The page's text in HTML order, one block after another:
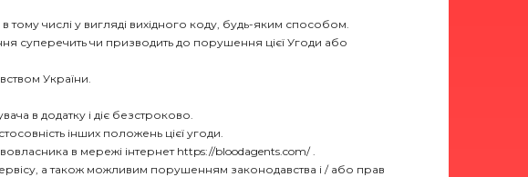
числі у вигляді вихідного коду, будь-яким способом.
суперечить чи призводить до порушення цієї Угоди або
України.
в додатку і діє безстроково.
інших положень цієї угоди.
в мережі інтернет https://bloodagents.com/ .
а також можливим порушенням законодавства і / або прав